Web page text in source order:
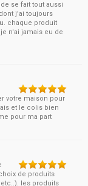
se fait tout aussi
j'ai toujours
chaque produit
n'ai jamais eu de
votre maison pour
et le colis bien
pour ma part
de produits
les produits